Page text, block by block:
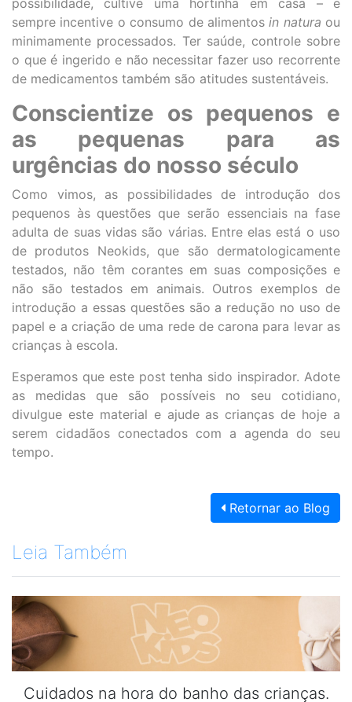
sempre incentive o consumo de alimentosin natura ou
minimamente processados. Ter saúde, controle sobre
o que é ingerido e não necessitar fazer uso recorrente
de medicamentos também são atitudes sustentáveis.
Conscientize os pequenos e
as pequenas para as
urgências do nosso século
Como vimos, as possibilidades de introdução dos
pequenos às questões que serão essenciais na fase
adulta de suas vidas são várias. Entre elas está o uso
de produtos Neokids, que são dermatologicamente
testados, não têm corantes em suas composições e
não são testados em animais. Outros exemplos de
introdução a essas questões são a redução no uso de
papel e a criação de uma rede de carona para levar as
crianças à escola.
Esperamos que este post tenha sido inspirador. Adote
as medidas que são possíveis no seu cotidiano,
divulgue este material e ajude as crianças de hoje a
serem cidadãos conectados com a agenda do seu
tempo.
Retornar ao Blog
Leia Também
Cuidados na hora do banho das crianças.